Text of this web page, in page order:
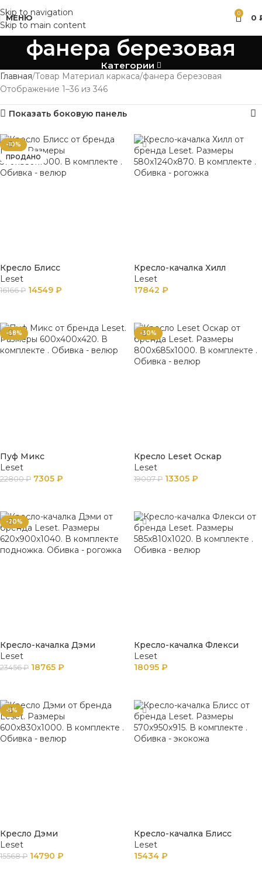
Skip to navigation
Skip to main content
МЕНЮ 0 0
фанера березовая
Категории
Главная Товар Материал каркаса фанера березовая
Отображение 1–36 из 346
Показать боковую панель
-10%
ПРОДАНО
Кресло Блисс
Leset
16166₽ 14549 ₽
Кресло-качалка Хилл
Leset
17842 ₽
-68%
Пуф Микс
Leset
22800₽ 7305 ₽
-30%
Кресло Leset Оскар
Leset
19007₽ 13305 ₽
-20%
Кресло-качалка Дэми
Leset
23456₽ 18765 ₽
Кресло-качалка Флекси
Leset
18095 ₽
-5%
Кресло Дэми
Leset
15568₽ 14790 ₽
Кресло-качалка Блисс
Leset
15434 ₽